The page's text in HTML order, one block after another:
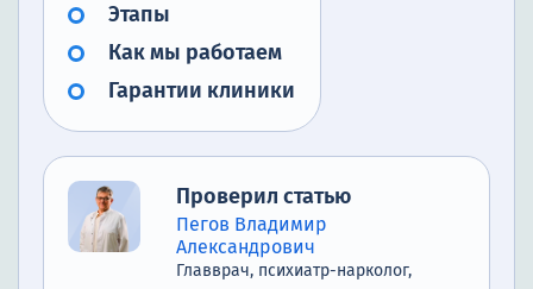
Этапы
Как мы работаем
Гарантии клиники
Проверил статью
Пегов Владимир
Александрович
Главврач, психиатр-нарколог,